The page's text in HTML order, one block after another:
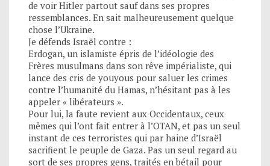
de voir Hitler partout sauf dans ses propres
ressemblances. En sait malheureusement quelque
chose l’Ukraine.
Je défends Israël contre :
Erdogan, un islamiste épris de l’idéologie des
Frères musulmans dans son rêve impérialiste, qui
lance des cris de youyous pour saluer les crimes
contre l’humanité du Hamas, n’hésitant pas à les
appeler « libérateurs ».
Pour lui, la faute revient aux Occidentaux, ceux
mêmes qui l’ont fait entrer à l’OTAN, et pas un seul
instant de ces terroristes qui par haine d’Israël
sacrifient le peuple de Gaza. Pas un seul regard au
sort de ses propres gens, traités en bétail pour